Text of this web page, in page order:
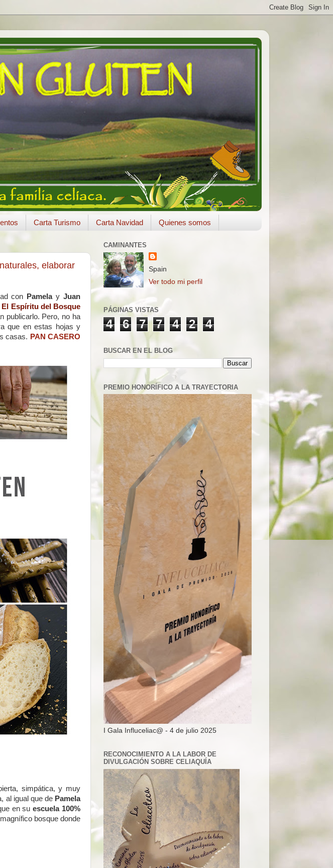
Carta Turismo Carta Navidad Quienes somos
elaborar
con PamelayJuan
El Espíritu del Bosque
publicarlo. Pero, no ha
que en estas hojas y
casas. PAN CASERO
simpática, y muy
al igual que de Pamela
en suescuela 100%
bosque donde
CAMINANTES
Spain
Ver todo mi perfil
PÁGINAS VISTAS
4 6 7 7 4 2 4
BUSCAR EN EL BLOG
PREMIO HONORÍFICO A LA TRAYECTORIA
I Gala Influceliac@ - 4 de julio 2025
RECONOCIMIENTO A LA LABOR DE
DIVULGACIÓN SOBRE CELIAQUÍA